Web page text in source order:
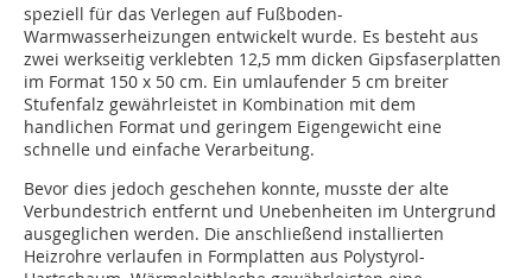
speziell für das Verlegen auf Fußboden-
Warmwasserheizungen entwickelt wurde. Es besteht aus
zwei werkseitig verklebten 12,5 mm dicken Gipsfaserplatten
im Format 150 x 50 cm. Ein umlaufender 5 cm breiter
Stufenfalz gewährleistet in Kombination mit dem
handlichen Format und geringem Eigengewicht eine
schnelle und einfache Verarbeitung.
Bevor dies jedoch geschehen konnte, musste der alte
Verbundestrich entfernt und Unebenheiten im Untergrund
ausgeglichen werden. Die anschließend installierten
Heizrohre verlaufen in Formplatten aus Polystyrol-